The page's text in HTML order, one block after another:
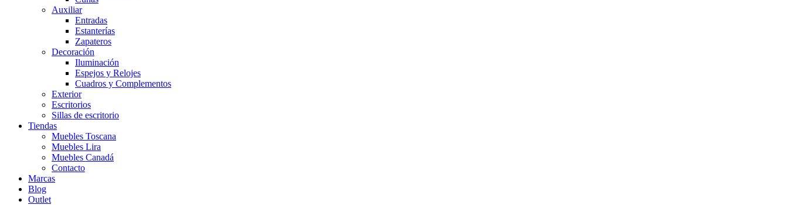
Auxiliar
Entradas
Estanterías
Zapateros
Decoración
Iluminación
Espejos y Relojes
Cuadros y Complementos
Exterior
Escritorios
Sillas de escritorio
Tiendas
Muebles Toscana
Muebles Lira
Muebles Canadá
Contacto
Marcas
Blog
Outlet